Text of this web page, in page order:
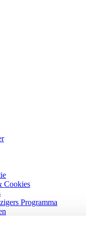
Cookies
Programma